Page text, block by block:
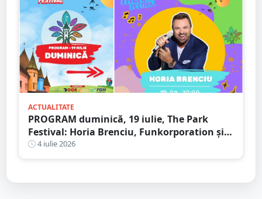
ACTUALITATE
PROGRAM duminică, 19 iulie, The Park
Festival: Horia Brenciu, Funkorporation și
Neoton Família, dar și zeci de activități
pentru toate vârstele
4 iulie 2026